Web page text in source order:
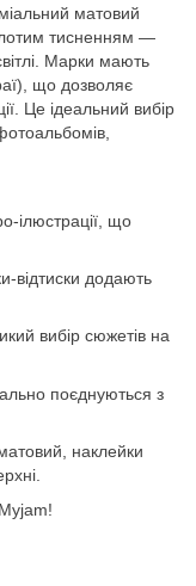
матовий
тисненням —
Марки мають
що дозволяє
Це ідеальний вибір
ілюстрації, що
відтиски додають
вибір сюжетів на
поєднуються з
наклейки